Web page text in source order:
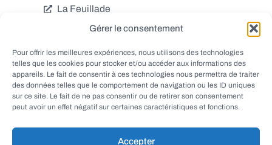
Gérer le consentement
Pour offrir les meilleures expériences, nous utilisons des technologies
telles que les cookies pour stocker et/ou accéder aux informations des
appareils. Le fait de consentir à ces technologies nous permettra de traiter
des données telles que le comportement de navigation ou les ID uniques
sur ce site. Le fait de ne pas consentir ou de retirer son consentement
peut avoir un effet négatif sur certaines caractéristiques et fonctions.
Accepter
La Feuillade
Chavagnac
Coly
Grèzes
Aubas
Villac
Azerat
Ladornac
Tourtoirac